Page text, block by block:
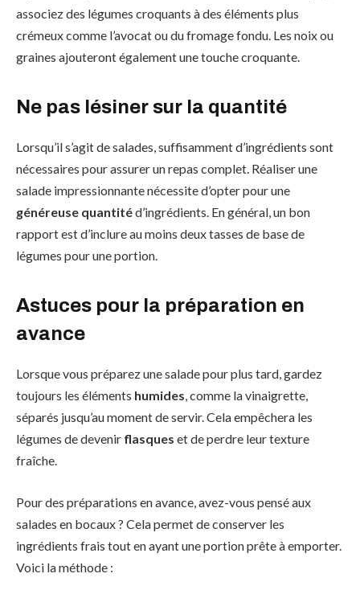
associez des légumes croquants à des éléments plus
crémeux comme l’avocat ou du fromage fondu. Les noix ou
graines ajouteront également une touche croquante.
Ne pas lésiner sur la quantité
Lorsqu’il s’agit de salades, suffisamment d’ingrédients sont
nécessaires pour assurer un repas complet. Réaliser une
salade impressionnante nécessite d’opter pour une
généreuse quantitéd’ingrédients. En général, un bon
rapport est d’inclure au moins deux tasses de base de
légumes pour une portion.
Astuces pour la préparation en
avance
Lorsque vous préparez une salade pour plus tard, gardez
toujours les éléments humides, comme la vinaigrette,
séparés jusqu’au moment de servir. Cela empêchera les
légumes de devenir flasques et de perdre leur texture
fraîche.
Pour des préparations en avance, avez-vous pensé aux
salades en bocaux ? Cela permet de conserver les
ingrédients frais tout en ayant une portion prête à emporter.
Voici la méthode :